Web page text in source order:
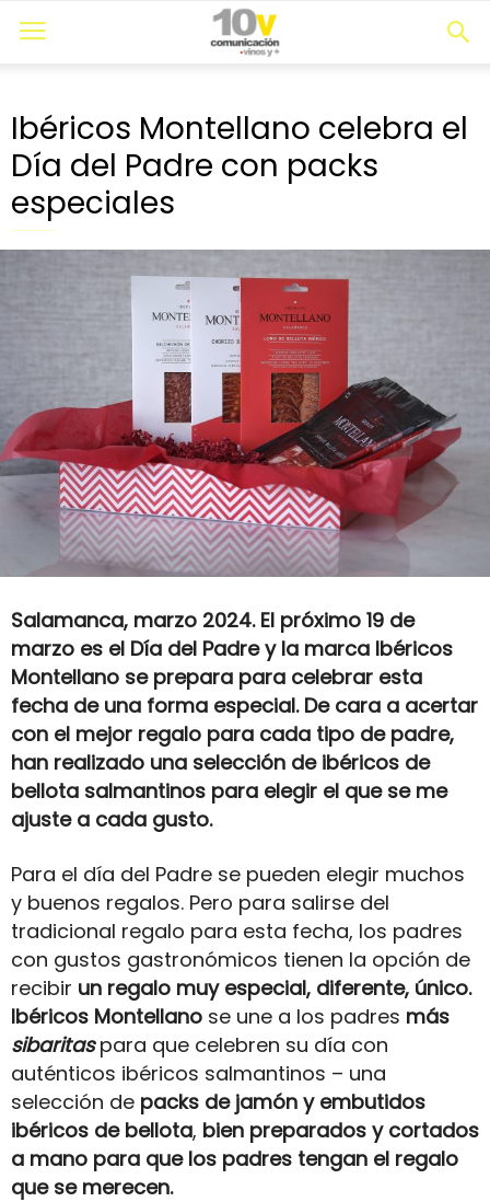
Ibéricos Montellano celebra el
Día del Padre con packs
especiales
Salamanca, marzo 2024. El próximo 19 de
marzo es el Día del Padre y la marca Ibéricos
Montellano se prepara para celebrar esta
fecha de una forma especial. De cara a acertar
con el mejor regalo para cada tipo de padre,
han realizado una selección de ibéricos de
bellota salmantinos para elegir el que se me
ajuste a cada gusto.
Para el día del Padre se pueden elegir muchos
y buenos regalos. Pero para salirse del
tradicional regalo para esta fecha, los padres
con gustos gastronómicos tienen la opción de
recibir un regalo muy especial, diferente, único.
Ibéricos Montellano se une a los padres más
sibaritaspara que celebren su día con
auténticos ibéricos salmantinos – una
selección de packs de jamón y embutidos
ibéricos de bellota, bien preparados y cortados
a mano para que los padres tengan el regalo
que se merecen.